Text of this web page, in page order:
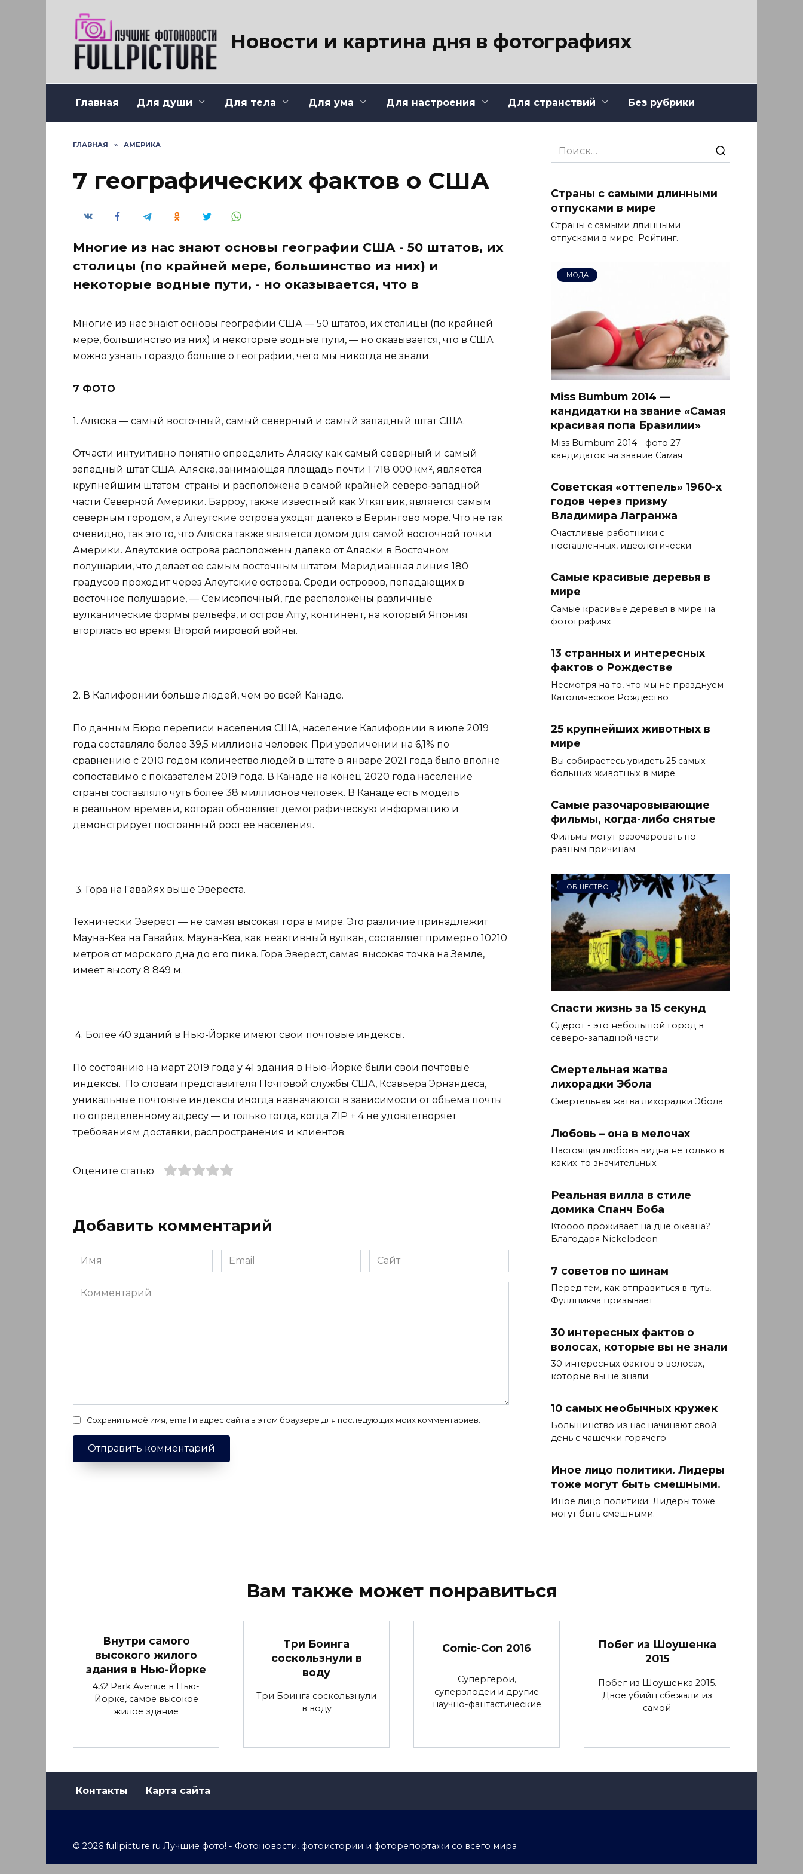
Новости и картина дня в фотографиях
Главная Для души Для тела Для ума Для настроения Для странствий Без рубрики
ГЛАВНАЯ » АМЕРИКА
7 географических фактов о США
Многие из нас знают основы географии США - 50 штатов, их
столицы (по крайней мере, большинство из них) и
некоторые водные пути, - но оказывается, что в
Многие из нас знают основы географии США — 50 штатов, их столицы (по крайней
мере, большинство из них) и некоторые водные пути, — но оказывается, что в США
можно узнать гораздо больше о географии, чего мы никогда не знали.
7 ФОТО
1. Аляска — самый восточный, самый северный и самый западный штат США.
Отчасти интуитивно понятно определить Аляску как самый северный и самый
западный штат США. Аляска, занимающая площадь почти 1 718 000 км², является
крупнейшим штатом страны и расположена в самой крайней северо-западной
части Северной Америки. Барроу, также известный как Уткягвик, является самым
северным городом, а Алеутские острова уходят далеко в Берингово море. Что не так
очевидно, так это то, что Аляска также является домом для самой восточной точки
Америки. Алеутские острова расположены далеко от Аляски в Восточном
полушарии, что делает ее самым восточным штатом. Меридианная линия 180
градусов проходит через Алеутские острова. Среди островов, попадающих в
восточное полушарие, — Семисопочный, где расположены различные
вулканические формы рельефа, и остров Атту, континент, на который Япония
вторглась во время Второй мировой войны.
2. В Калифорнии больше людей, чем во всей Канаде.
По данным Бюро переписи населения США, население Калифорнии в июле 2019
года составляло более 39,5 миллиона человек. При увеличении на 6,1% по
сравнению с 2010 годом количество людей в штате в январе 2021 года было вполне
сопоставимо с показателем 2019 года. В Канаде на конец 2020 года население
страны составляло чуть более 38 миллионов человек. В Канаде есть модель
в реальном времени, которая обновляет демографическую информацию и
демонстрирует постоянный рост ее населения.
3. Гора на Гавайях выше Эвереста.
Технически Эверест — не самая высокая гора в мире. Это различие принадлежит
Мауна-Кеа на Гавайях. Мауна-Кеа, как неактивный вулкан, составляет примерно 10210
метров от морского дна до его пика. Гора Эверест, самая высокая точка на Земле,
имеет высоту 8 849 м.
4. Более 40 зданий в Нью-Йорке имеют свои почтовые индексы.
По состоянию на март 2019 года у 41 здания в Нью-Йорке были свои почтовые
индексы. По словам представителя Почтовой службы США, Ксавьера Эрнандеса,
уникальные почтовые индексы иногда назначаются в зависимости от объема почты
по определенному адресу — и только тогда, когда ZIP + 4 не удовлетворяет
требованиям доставки, распространения и клиентов.
Оцените статью
Добавить комментарий
Имя
*
Email
*
Сайт
Комментарий
Сохранить моё имя, email и адрес сайта в этом браузере для последующих моих комментариев.
Search
for:
Страны с самыми длинными
отпусками в мире
Страны с самыми длинными
отпусками в мире. Рейтинг.
МОДА
Miss Bumbum 2014 —
кандидатки на звание «Самая
красивая попа Бразилии»
Miss Bumbum 2014 - фото 27
кандидаток на звание Самая
Советская «оттепель» 1960-х
годов через призму
Владимира Лагранжа
Счастливые работники с
поставленных, идеологически
Самые красивые деревья в
мире
Самые красивые деревья в мире на
фотографиях
13 странных и интересных
фактов о Рождестве
Несмотря на то, что мы не празднуем
Католическое Рождество
25 крупнейших животных в
мире
Вы собираетесь увидеть 25 самых
больших животных в мире.
Самые разочаровывающие
фильмы, когда-либо снятые
Фильмы могут разочаровать по
разным причинам.
ОБЩЕСТВО
Спасти жизнь за 15 секунд
Сдерот - это небольшой город в
северо-западной части
Смертельная жатва
лихорадки Эбола
Смертельная жатва лихорадки Эбола
Любовь – она в мелочах
Настоящая любовь видна не только в
каких-то значительных
Реальная вилла в стиле
домика Спанч Боба
Ктоооо проживает на дне океана?
Благодаря Nickelodeon
7 советов по шинам
Перед тем, как отправиться в путь,
Фуллпикча призывает
30 интересных фактов о
волосах, которые вы не знали
30 интересных фактов о волосах,
которые вы не знали.
10 самых необычных кружек
Большинство из нас начинают свой
день с чашечки горячего
Иное лицо политики. Лидеры
тоже могут быть смешными.
Иное лицо политики. Лидеры тоже
могут быть смешными.
Вам также может понравиться
Внутри самого
высокого жилого
здания в Нью-Йорке
432 Park Avenue в Нью-
Йорке, самое высокое
жилое здание
Три Боинга
соскользнули в
воду
Три Боинга соскользнули
в воду
Comic-Con 2016
Супергерои,
суперзлодеи и другие
научно-фантастические
Побег из Шоушенка
2015
Побег из Шоушенка 2015.
Двое убийц сбежали из
самой
Контакты Карта сайта
© 2026 fullpicture.ru Лучшие фото! - Фотоновости, фотоистории и фоторепортажи со всего мира